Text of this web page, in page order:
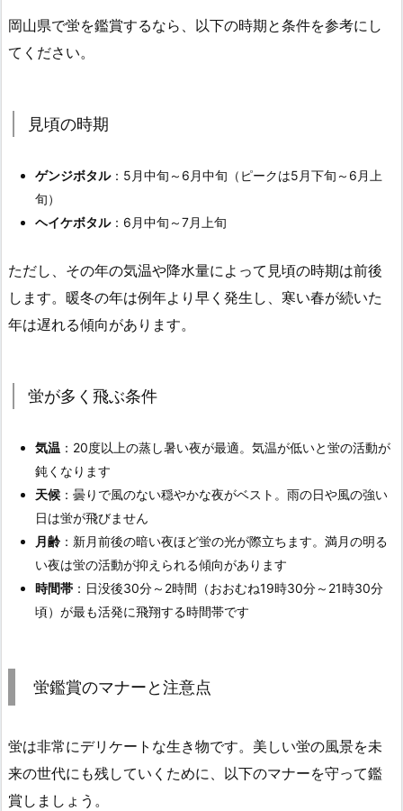
岡山県で蛍を鑑賞するなら、以下の時期と条件を参考にし
てください。
見頃の時期
ゲンジボタル：5月中旬～6月中旬（ピークは5月下旬～6月上
旬）
ヘイケボタル：6月中旬～7月上旬
ただし、その年の気温や降水量によって見頃の時期は前後
します。暖冬の年は例年より早く発生し、寒い春が続いた
年は遅れる傾向があります。
蛍が多く飛ぶ条件
気温 ：20度以上の蒸し暑い夜が最適。気温が低いと蛍の活動が
鈍くなります
天候 ：曇りで風のない穏やかな夜がベスト。雨の日や風の強い
日は蛍が飛びません
月齢 ：新月前後の暗い夜ほど蛍の光が際立ちます。満月の明る
い夜は蛍の活動が抑えられる傾向があります
時間帯 ：日没後30分～2時間（おおむね19時30分～21時30分
頃）が最も活発に飛翔する時間帯です
蛍鑑賞のマナーと注意点
蛍は非常にデリケートな生き物です。美しい蛍の風景を未
来の世代にも残していくために、以下のマナーを守って鑑
賞しましょう。